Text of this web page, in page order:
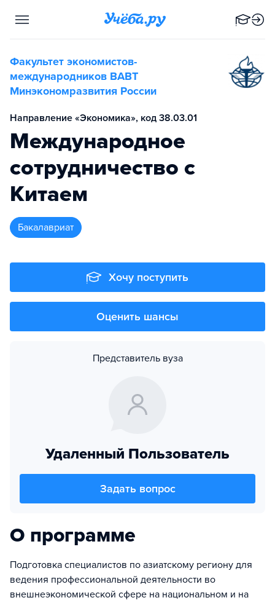
Факультет экономистов-
международников ВАВТ
Минэкономразвития России
Направление «Экономика», код 38.03.01
Международное
сотрудничество с
Китаем
бакалавриат
Хочу поступить
Оценить шансы
Представитель вуза
Удаленный Пользователь
Задать вопрос
О программе
Подготовка специалистов по азиатскому региону для
ведения профессиональной деятельности во
внешнеэкономической сфере на национальном и на